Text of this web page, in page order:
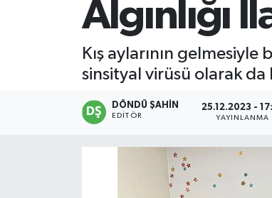
Algınlığı
Kış aylarının
sinsityal virüsü olarak da
DÖNDÜ ŞAHİN
EDITÖR
25.12.2023 -
YAYINLANMA